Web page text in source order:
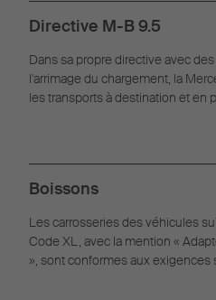
Directive M-B 9.5
Dans sa propre directive avec
l'arrimage du chargement, la
les transports à destination et en
pour les transports dans le
Boissons
Les carrosseries des véhicules
Code XL, avec la mention «
», sont conformes aux